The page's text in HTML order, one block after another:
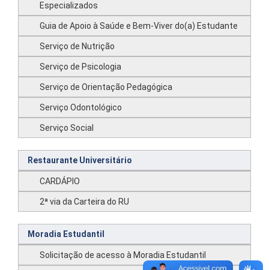
Especializados
Guia de Apoio à Saúde e Bem-Viver do(a) Estudante
Serviço de Nutrição
Serviço de Psicologia
Serviço de Orientação Pedagógica
Serviço Odontológico
Serviço Social
Restaurante Universitário
CARDÁPIO
2ª via da Carteira do RU
Moradia Estudantil
Solicitação de acesso à Moradia Estudantil